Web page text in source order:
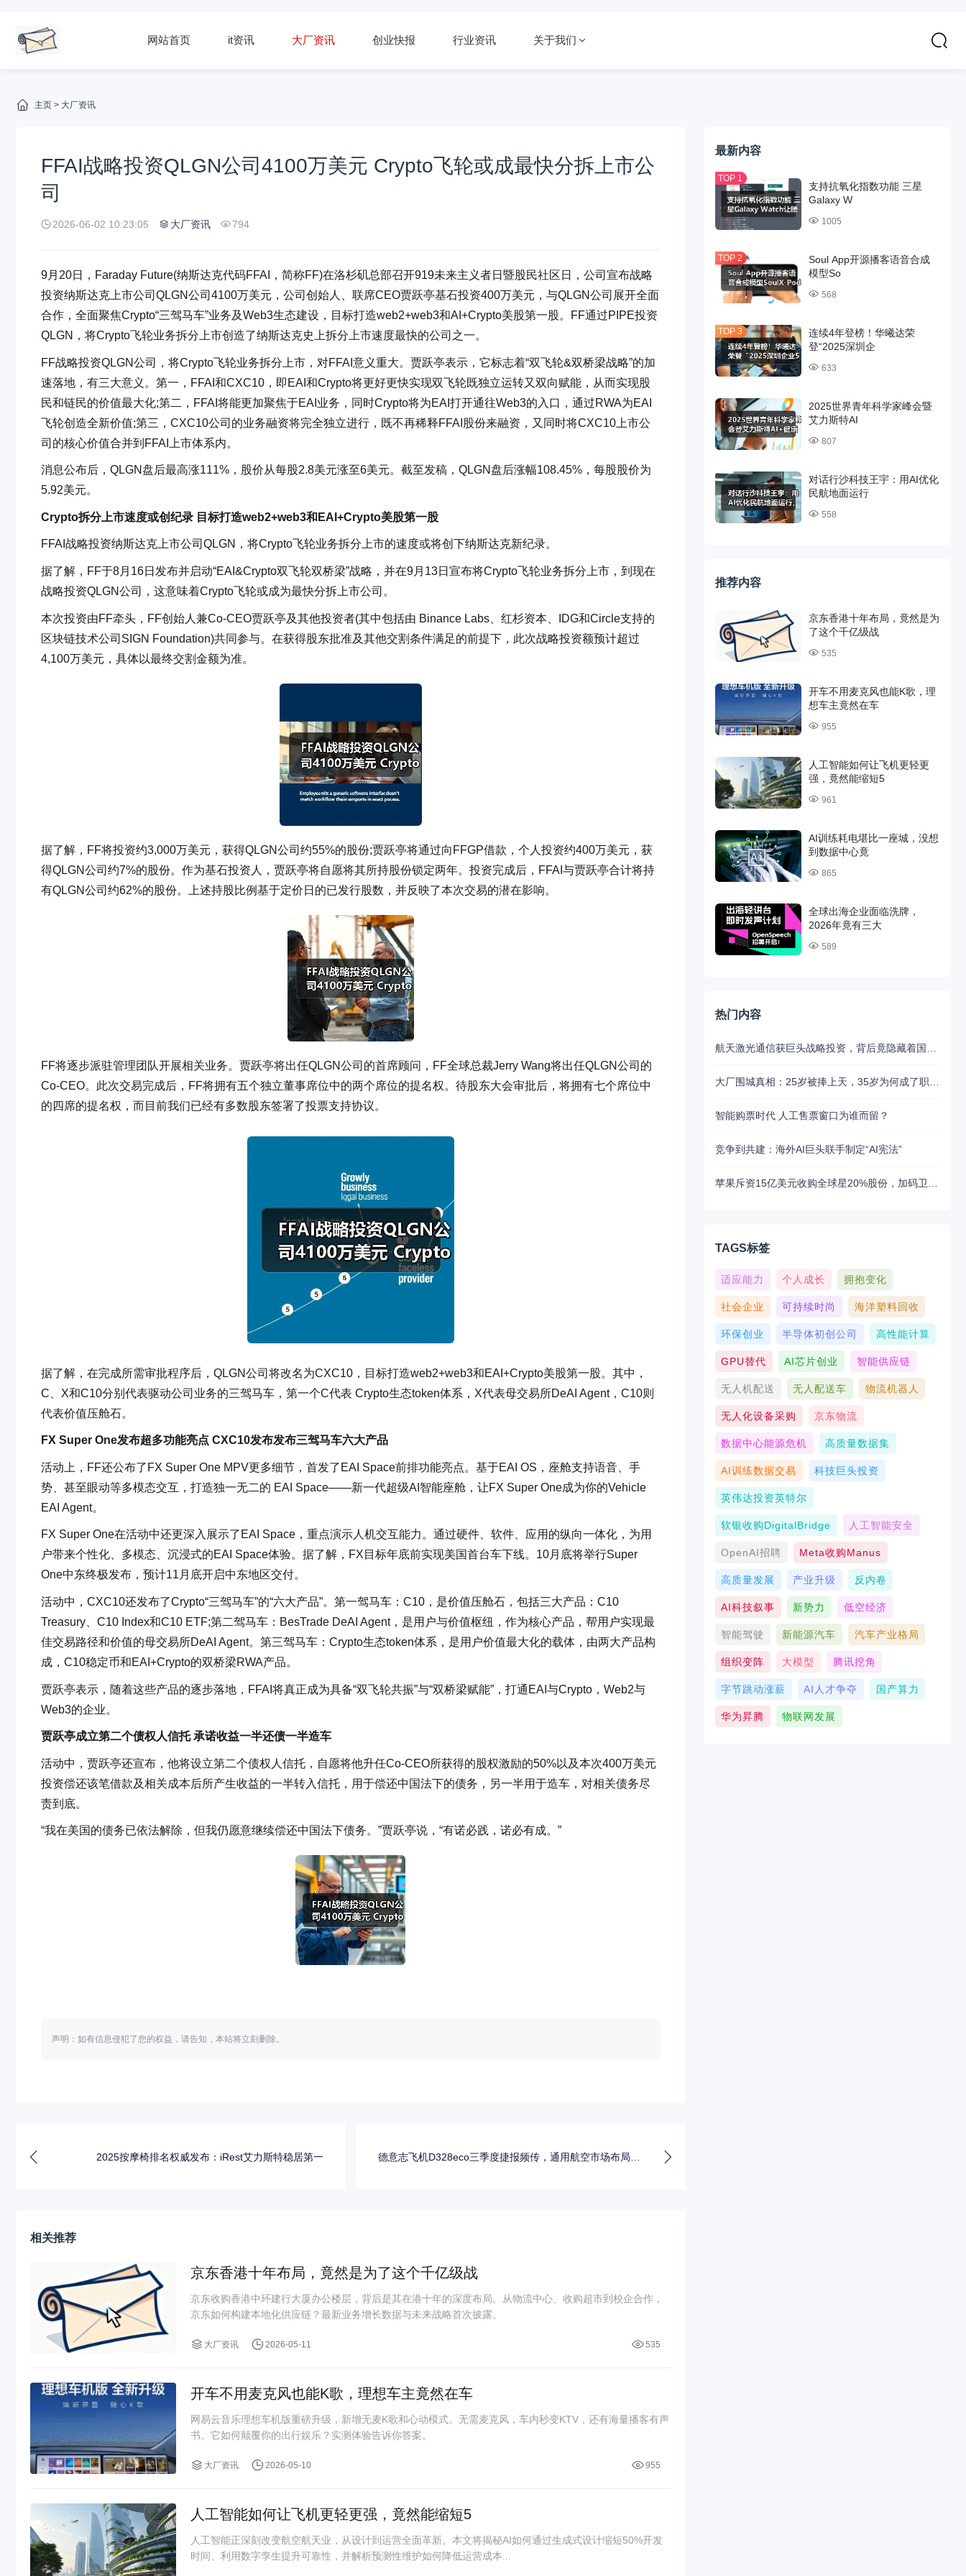
网站首页 it资讯 大厂资讯 创业快报 行业资讯 关于我们
主页 > 大厂资讯
FFAI战略投资QLGN公司4100万美元 Crypto飞轮或成最快分拆上市公
司
2026-06-02 10:23:05 大厂资讯 794
9月20日，Faraday Future(纳斯达克代码FFAI，简称FF)在洛杉矶总部召开919未来主义者日暨股民社区日，公司宣布战略
投资纳斯达克上市公司QLGN公司4100万美元，公司创始人、联席CEO贾跃亭基石投资400万美元，与QLGN公司展开全面
合作，全面聚焦Crypto“三驾马车”业务及Web3生态建设，目标打造web2+web3和AI+Crypto美股第一股。FF通过PIPE投资
QLGN，将Crypto飞轮业务拆分上市创造了纳斯达克史上拆分上市速度最快的公司之一。
FF战略投资QLGN公司，将Crypto飞轮业务拆分上市，对FFAI意义重大。贾跃亭表示，它标志着“双飞轮&双桥梁战略”的加
速落地，有三大意义。第一，FFAI和CXC10，即EAI和Crypto将更好更快实现双飞轮既独立运转又双向赋能，从而实现股
民和链民的价值最大化;第二，FFAI将能更加聚焦于EAI业务，同时Crypto将为EAI打开通往Web3的入口，通过RWA为EAI
飞轮创造全新价值;第三，CXC10公司的业务融资将完全独立进行，既不再稀释FFAI股份来融资，又同时将CXC10上市公
司的核心价值合并到FFAI上市体系内。
消息公布后，QLGN盘后最高涨111%，股价从每股2.8美元涨至6美元。截至发稿，QLGN盘后涨幅108.45%，每股股价为
5.92美元。
Crypto拆分上市速度或创纪录 目标打造web2+web3和EAI+Crypto美股第一股
FFAI战略投资纳斯达克上市公司QLGN，将Crypto飞轮业务拆分上市的速度或将创下纳斯达克新纪录。
据了解，FF于8月16日发布并启动“EAI&Crypto双飞轮双桥梁”战略，并在9月13日宣布将Crypto飞轮业务拆分上市，到现在
战略投资QLGN公司，这意味着Crypto飞轮或成为最快分拆上市公司。
本次投资由FF牵头，FF创始人兼Co-CEO贾跃亭及其他投资者(其中包括由 Binance Labs、红杉资本、IDG和Circle支持的
区块链技术公司SIGN Foundation)共同参与。在获得股东批准及其他交割条件满足的前提下，此次战略投资额预计超过
4,100万美元，具体以最终交割金额为准。
据了解，FF将投资约3,000万美元，获得QLGN公司约55%的股份;贾跃亭将通过向FFGP借款，个人投资约400万美元，获
得QLGN公司约7%的股份。作为基石投资人，贾跃亭将自愿将其所持股份锁定两年。投资完成后，FFAI与贾跃亭合计将持
有QLGN公司约62%的股份。上述持股比例基于定价日的已发行股数，并反映了本次交易的潜在影响。
FF将逐步派驻管理团队开展相关业务。贾跃亭将出任QLGN公司的首席顾问，FF全球总裁Jerry Wang将出任QLGN公司的
Co-CEO。此次交易完成后，FF将拥有五个独立董事席位中的两个席位的提名权。待股东大会审批后，将拥有七个席位中
的四席的提名权，而目前我们已经有多数股东签署了投票支持协议。
据了解，在完成所需审批程序后，QLGN公司将改名为CXC10，目标打造web2+web3和EAI+Crypto美股第一股。其中，
C、X和C10分别代表驱动公司业务的三驾马车，第一个C代表 Crypto生态token体系，X代表母交易所DeAI Agent，C10则
代表价值压舱石。
FX Super One发布超多功能亮点 CXC10发布发布三驾马车六大产品
活动上，FF还公布了FX Super One MPV更多细节，首发了EAI Space前排功能亮点。基于EAI OS，座舱支持语音、手
势、甚至眼动等多模态交互，打造独一无二的 EAI Space——新一代超级AI智能座舱，让FX Super One成为你的Vehicle
EAI Agent。
FX Super One在活动中还更深入展示了EAI Space，重点演示人机交互能力。通过硬件、软件、应用的纵向一体化，为用
户带来个性化、多模态、沉浸式的EAI Space体验。据了解，FX目标年底前实现美国首台车下线。10月底将举行Super
One中东终极发布，预计11月底开启中东地区交付。
活动中，CXC10还发布了Crypto“三驾马车”的“六大产品”。第一驾马车：C10，是价值压舱石，包括三大产品：C10
Treasury、C10 Index和C10 ETF;第二驾马车：BesTrade DeAI Agent，是用户与价值枢纽，作为核心产品，帮用户实现最
佳交易路径和价值的母交易所DeAI Agent。第三驾马车：Crypto生态token体系，是用户价值最大化的载体，由两大产品构
成，C10稳定币和EAI+Crypto的双桥梁RWA产品。
贾跃亭表示，随着这些产品的逐步落地，FFAI将真正成为具备“双飞轮共振”与“双桥梁赋能”，打通EAI与Crypto，Web2与
Web3的企业。
贾跃亭成立第二个债权人信托 承诺收益一半还债一半造车
活动中，贾跃亭还宣布，他将设立第二个债权人信托，自愿将他升任Co-CEO所获得的股权激励的50%以及本次400万美元
投资偿还该笔借款及相关成本后所产生收益的一半转入信托，用于偿还中国法下的债务，另一半用于造车，对相关债务尽
责到底。
“我在美国的债务已依法解除，但我仍愿意继续偿还中国法下债务。”贾跃亭说，“有诺必践，诺必有成。”
声明：如有信息侵犯了您的权益，请告知，本站将立刻删除。
2025按摩椅排名权威发布：iRest艾力斯特稳居第一
德意志飞机D328eco三季度捷报频传，通用航空市场布局再
相关推荐
京东香港十年布局，竟然是为了这个千亿级战
京东收购香港中环建行大厦办公楼层，背后是其在港十年的深度布局。从物流中心、收购超市到校企合作，
京东如何构建本地化供应链？最新业务增长数据与未来战略首次披露。
大厂资讯 2026-05-11 535
开车不用麦克风也能K歌，理想车主竟然在车
网易云音乐理想车机版重磅升级，新增无麦K歌和心动模式。无需麦克风，车内秒变KTV，还有海量播客有声
书。它如何颠覆你的出行娱乐？实测体验告诉你答案。
大厂资讯 2026-05-10 955
人工智能如何让飞机更轻更强，竟然能缩短5
人工智能正深刻改变航空航天业，从设计到运营全面革新。本文将揭秘AI如何通过生成式设计缩短50%开发
时间、利用数字孪生提升可靠性，并解析预测性维护如何降低运营成本...
最新内容
支持抗氧化指数功能 三星
Galaxy W
1005
Soul App开源播客语音合成
模型So
568
连续4年登榜！华曦达荣
登“2025深圳企
633
2025世界青年科学家峰会暨
艾力斯特AI
807
对话行沙科技王宇：用AI优化
民航地面运行
558
推荐内容
京东香港十年布局，竟然是为
了这个千亿级战
535
开车不用麦克风也能K歌，理
想车主竟然在车
955
人工智能如何让飞机更轻更
强，竟然能缩短5
961
AI训练耗电堪比一座城，没想
到数据中心竟
865
全球出海企业面临洗牌，
2026年竟有三大
589
热门内容
智能购票时代 人工售票窗口为谁而留？
竞争到共建：海外AI巨头联手制定“AI宪法”
TAGS标签
适应能力 个人成长 拥抱变化
社会企业 可持续时尚 海洋塑料回收
环保创业 半导体初创公司 高性能计算
GPU替代 AI芯片创业 智能供应链
无人机配送 无人配送车 物流机器人
无人化设备采购 京东物流
数据中心能源危机 高质量数据集
AI训练数据交易 科技巨头投资
英伟达投资英特尔
软银收购DigitalBridge 人工智能安全
OpenAI招聘 Meta收购Manus
高质量发展 产业升级 反内卷
AI科技叙事 新势力 低空经济
智能驾驶 新能源汽车 汽车产业格局
组织变阵 大模型 腾讯挖角
字节跳动涨薪 AI人才争夺 国产算力
华为昇腾 物联网发展